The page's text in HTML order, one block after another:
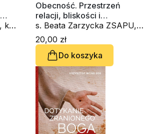
Obecność. Przestrzeń
relacji, bliskości i
tożsamości. Zeszyt Formacji
Duchowej nr 95
s. Beata Zarzycka ZSAPU,
ks. Krzysztof Wons SDS
20,00 zł
Do koszyka